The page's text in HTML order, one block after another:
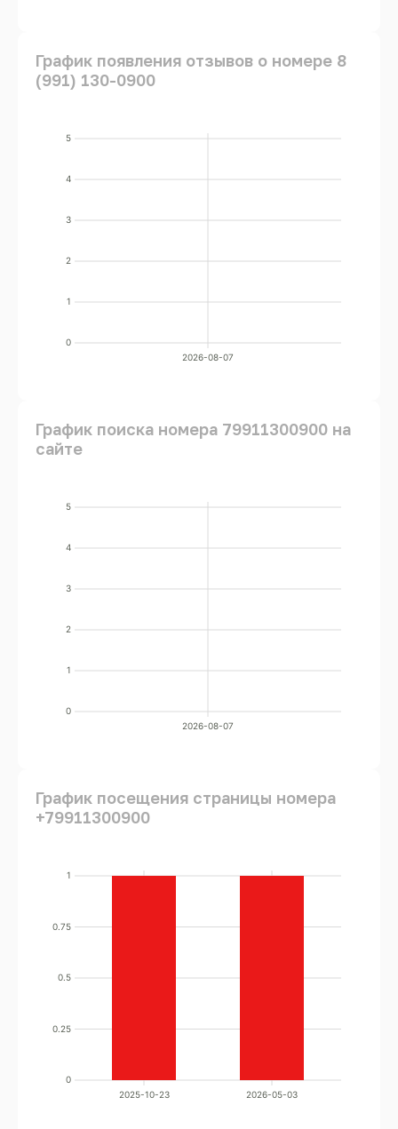
График появления отзывов о номере 8
(991) 130-0900
0
1
2
3
4
5
2026-08-07
График поиска номера 79911300900 на
сайте
0
1
2
3
4
5
2026-08-07
График посещения страницы номера
+79911300900
0
0.25
0.5
0.75
1
2025-10-23 2026-05-03